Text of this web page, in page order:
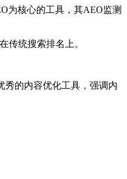
核心的工具，其AEO监测
统搜索排名上。
的内容优化工具，强调内